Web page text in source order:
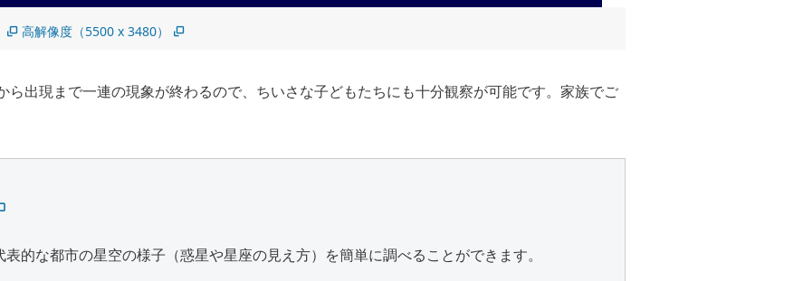
高解像度（5500 x 3480）
ら出現まで一連の現象が終わるので、ちいさな子どもたちにも十分観察が可能です。家族でご
表的な都市の星空の様子（惑星や星座の見え方）を簡単に調べることができます。